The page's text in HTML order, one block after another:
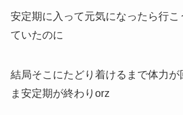
安定期に入って元気になったら行こ
ていたのに
結局そこにたどり着けるまで体力が
ま安定期が終わりorz